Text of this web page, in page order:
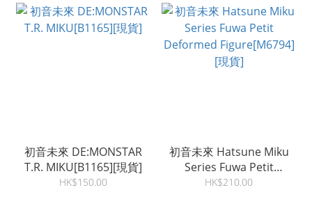
初音未來 DE:MONSTAR
T.R. MIKU[B1165][現貨]
HK$150.00
初音未來 Hatsune Miku
Series Fuwa Petit
Deformed Figure[M6794]
HK$210.00